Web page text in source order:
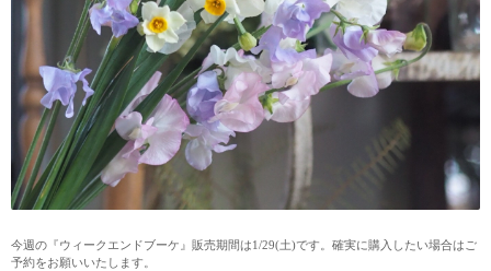
今週の『ウィークエンドブーケ』販売期間は1/29(土)です。確実に購入したい場合はご
予約をお願いいたします。